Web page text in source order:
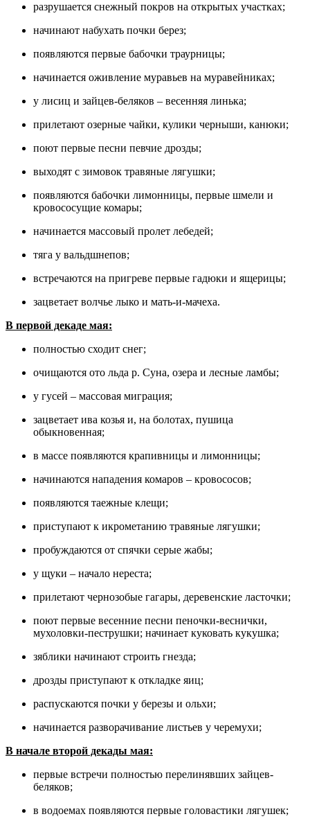
разрушается снежный покров на открытых участках;
начинают набухать почки берез;
появляются первые бабочки траурницы;
начинается оживление муравьев на муравейниках;
у лисиц и зайцев-беляков – весенняя линька;
прилетают озерные чайки, кулики черныши, канюки;
поют первые песни певчие дрозды;
выходят с зимовок травяные лягушки;
появляются бабочки лимонницы, первые шмели и
кровососущие комары;
начинается массовый пролет лебедей;
тяга у вальдшнепов;
встречаются на пригреве первые гадюки и ящерицы;
зацветает волчье лыко и мать-и-мачеха.
В первой декаде мая:
полностью сходит снег;
очищаются ото льда р. Суна, озера и лесные ламбы;
у гусей – массовая миграция;
зацветает ива козья и, на болотах, пушица
обыкновенная;
в массе появляются крапивницы и лимонницы;
начинаются нападения комаров – кровососов;
появляются таежные клещи;
приступают к икрометанию травяные лягушки;
пробуждаются от спячки серые жабы;
у щуки – начало нереста;
прилетают чернозобые гагары, деревенские ласточки;
поют первые весенние песни пеночки-веснички,
мухоловки-пеструшки; начинает куковать кукушка;
зяблики начинают строить гнезда;
дрозды приступают к откладке яиц;
распускаются почки у березы и ольхи;
начинается разворачивание листьев у черемухи;
В начале второй декады мая:
первые встречи полностью перелинявших зайцев-
беляков;
в водоемах появляются первые головастики лягушек;